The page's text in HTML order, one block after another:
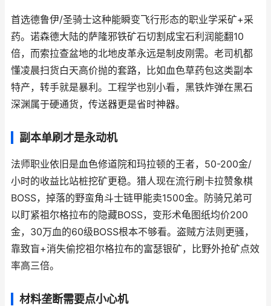
首选德鲁伊/圣骑士这种能瞬变飞行形态的职业学采矿+采
药。诺森德大陆的萨隆邪铁矿石切割成宝石利润能翻10
倍，而索拉查盆地的北地皮革永远是制皮刚需。老司机都
懂凌晨扫货白天高价抛的套路，比如血色草药包这类副本
特产，转手就是暴利。工程学也别小看，黑铁炸弹在黑石
深渊属于硬通货，传送器更是省时神器。
副本单刷才是永动机
法师职业依旧是血色修道院和玛拉顿的王者，50-200金/
小时的收益比站桩挖矿更稳。猎人现在流行刷卡拉赞象棋
BOSS，掉落的野蛮角斗士链甲能卖1500金。防骑兄弟可
以盯紧祖尔格拉布的隐藏BOSS，变形术龟图纸均价200
金，30万血的60级BOSS根本不够看。盗贼方法则更骚，
靠致盲+消失偷挖祖尔格拉布的富瑟银矿，比野外抢矿点效
率高三倍。
材料垄断需要点小心机